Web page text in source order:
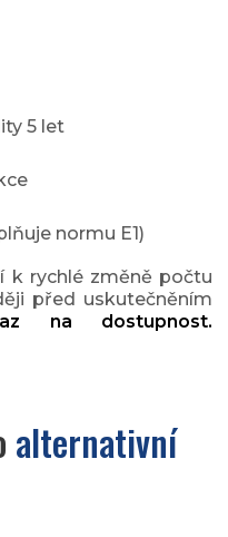
5 let
normu E1)
k rychlé změně počtu
před uskutečněním
na dostupnost.
alternativní